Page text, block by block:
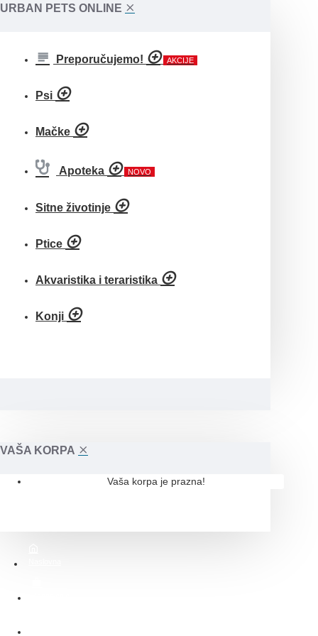
URBAN PETS ONLINE
Preporučujemo! AKCIJE
Psi
Mačke
Apoteka NOVO
Sitne životinje
Ptice
Akvaristika i teraristika
Konji
VAŠA KORPA
Vaša korpa je prazna!